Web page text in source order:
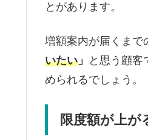
とがあります。
増額案内が届くまで
いたい 」
と思う顧客
められるでしょう。
限度額が上が